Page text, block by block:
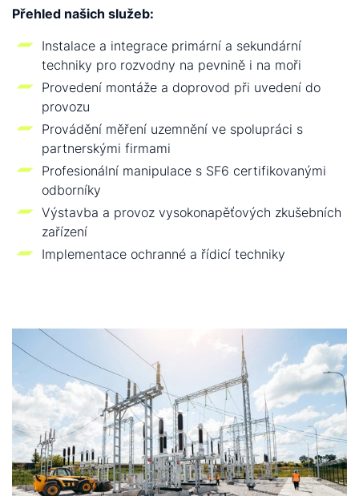
Přehled našich služeb:
Instalace a integrace primární a sekundární
techniky pro rozvodny na pevnině i na moři
Provedení montáže a doprovod při uvedení do
provozu
Provádění měření uzemnění ve spolupráci s
partnerskými firmami
Profesionální manipulace s SF6 certifikovanými
odborníky
Výstavba a provoz vysokonapěťových zkušebních
zařízení
Implementace ochranné a řídicí techniky